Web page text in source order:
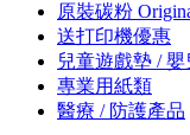
原裝碳粉
送打印機優惠
兒童遊戲墊 / 嬰
專業用紙類
醫療 / 防護產品